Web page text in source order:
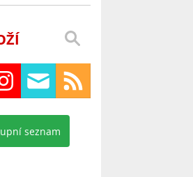
seznam